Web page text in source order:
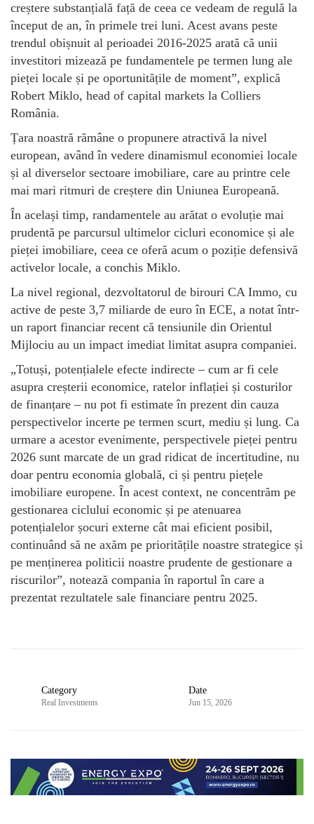
creștere substanțială față de ceea ce vedeam de regulă la
început de an, în primele trei luni. Acest avans peste
trendul obișnuit al perioadei 2016-2025 arată că unii
investitori mizează pe fundamentele pe termen lung ale
pieței locale și pe oportunitățile de moment”, explică
Robert Miklo, head of capital markets la Colliers
România.
Țara noastră rămâne o propunere atractivă la nivel
european, având în vedere dinamismul economiei locale
și al diverselor sectoare imobiliare, care au printre cele
mai mari ritmuri de creștere din Uniunea Europeană.
În același timp, randamentele au arătat o evoluție mai
prudentă pe parcursul ultimelor cicluri economice și ale
pieței imobiliare, ceea ce oferă acum o poziție defensivă
activelor locale, a conchis Miklo.
La nivel regional, dezvoltatorul de birouri CA Immo, cu
active de peste 3,7 miliarde de euro în ECE, a notat într-
un raport financiar recent că tensiunile din Orientul
Mijlociu au un impact imediat limitat asupra companiei.
„Totuși, potențialele efecte indirecte – cum ar fi cele
asupra creșterii economice, ratelor inflației și costurilor
de finanțare – nu pot fi estimate în prezent din cauza
perspectivelor incerte pe termen scurt, mediu și lung. Ca
urmare a acestor evenimente, perspectivele pieței pentru
2026 sunt marcate de un grad ridicat de incertitudine, nu
doar pentru economia globală, ci și pentru piețele
imobiliare europene. În acest context, ne concentrăm pe
gestionarea ciclului economic și pe atenuarea
potențialelor șocuri externe cât mai eficient posibil,
continuând să ne axăm pe prioritățile noastre strategice și
pe menținerea politicii noastre prudente de gestionare a
riscurilor”, notează compania în raportul în care a
prezentat rezultatele sale financiare pentru 2025.
Category
Real Investments
Date
Jun 15, 2026